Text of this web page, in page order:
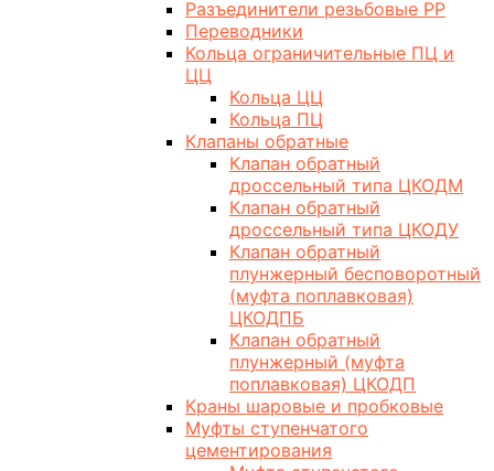
Разъединители резьбовые РР
Переводники
Кольца ограничительные ПЦ и
ЦЦ
Кольца ЦЦ
Кольца ПЦ
Клапаны обратные
Клапан обратный
дроссельный типа ЦКОДМ
Клапан обратный
дроссельный типа ЦКОДУ
Клапан обратный
плунжерный бесповоротный
(муфта поплавковая)
ЦКОДПБ
Клапан обратный
плунжерный (муфта
поплавковая) ЦКОДП
Краны шаровые и пробковые
Муфты ступенчатого
цементирования